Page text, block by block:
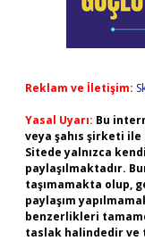
Reklam ve İletişim:
Yasal Uyarı: Bu
veya şahıs şirketi
Sitede yalnızca
paylaşılmaktadır.
taşımamakta olup,
paylaşım
benzerlikleri
taslak halindedir ve